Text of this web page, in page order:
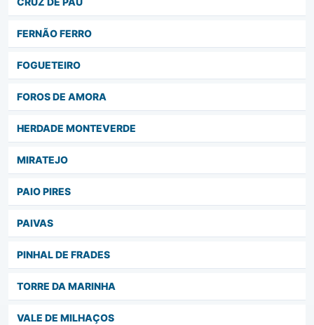
FERNÃO FERRO
FOGUETEIRO
FOROS DE AMORA
HERDADE MONTEVERDE
MIRATEJO
PAIO PIRES
PAIVAS
PINHAL DE FRADES
TORRE DA MARINHA
VALE DE MILHAÇOS